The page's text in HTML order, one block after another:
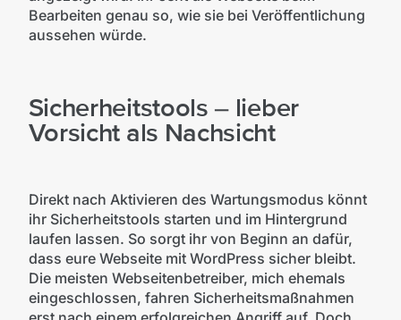
Bearbeiten genau so, wie sie bei Veröffentlichung
aussehen würde.
Sicherheitstools – lieber
Vorsicht als Nachsicht
Direkt nach Aktivieren des Wartungsmodus könnt
ihr Sicherheitstools starten und im Hintergrund
laufen lassen. So sorgt ihr von Beginn an dafür,
dass eure Webseite mit WordPress sicher bleibt.
Die meisten Webseitenbetreiber, mich ehemals
eingeschlossen, fahren Sicherheitsmaßnahmen